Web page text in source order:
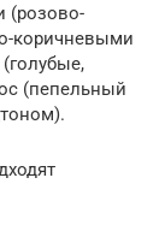
(розово-
коричневыми
(пепельный